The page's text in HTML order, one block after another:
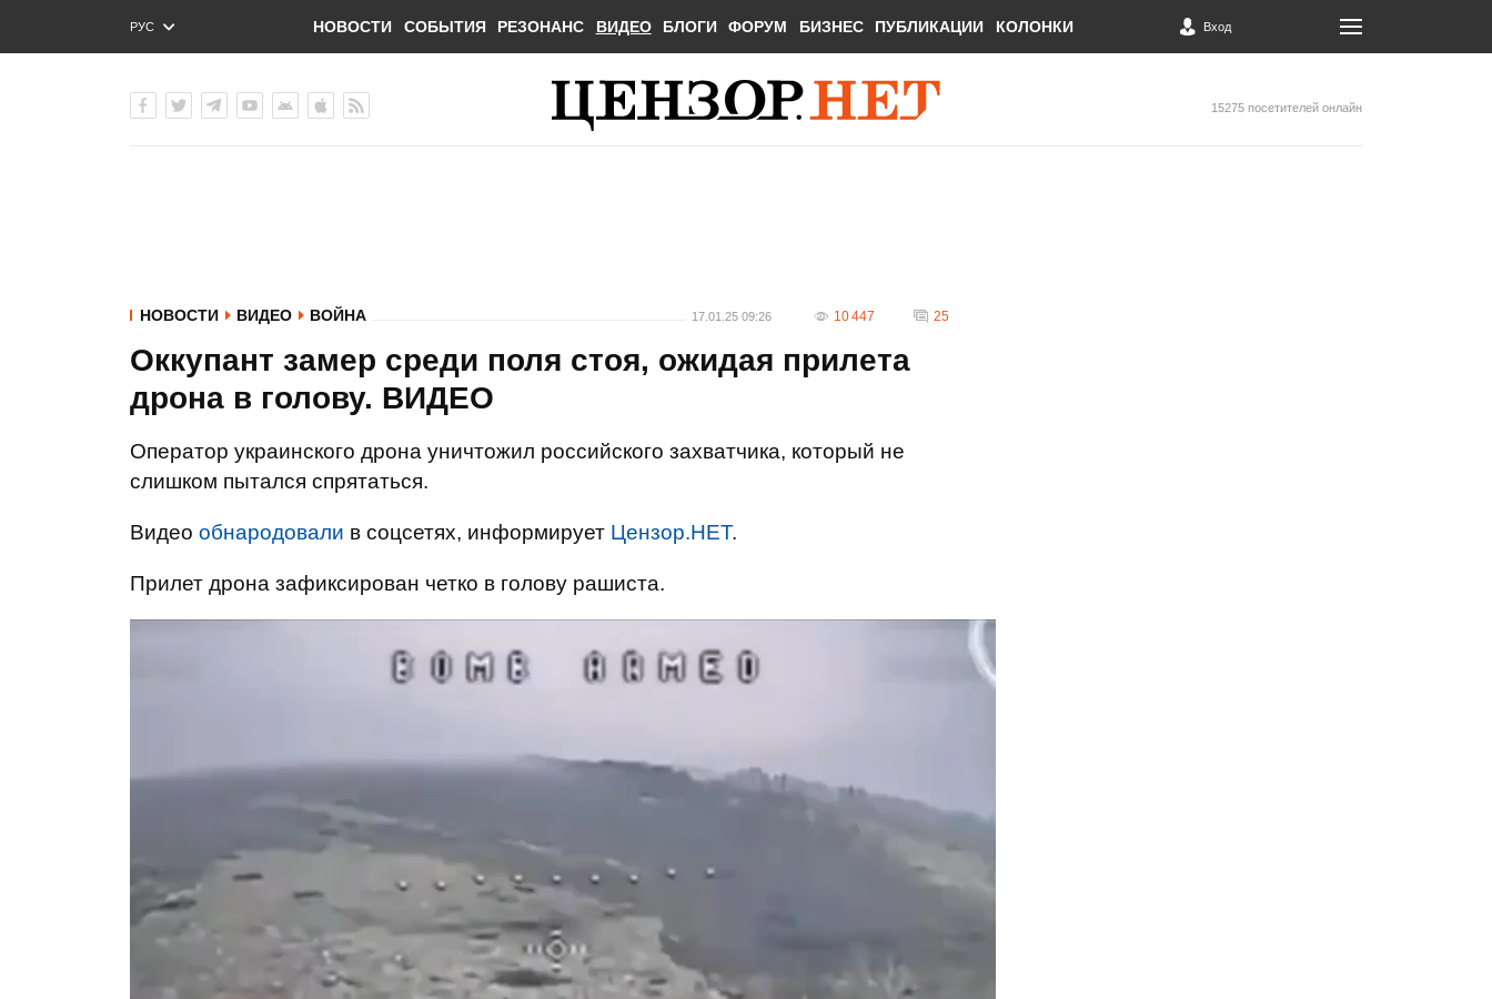
РУС
ENG
НОВОСТИ СОБЫТИЯ РЕЗОНАНС ВИДЕО БЛОГИ ФОРУМ БИЗНЕС ПУБЛИКАЦИИ КОЛОНКИ Вход
15275 посетителей онлайн
НОВОСТИ ВИДЕО ВОЙНА 17.01.25 09:26 10 447 25
Оккупант замер среди поля стоя, ожидая прилета
дрона в голову. ВИДЕО
Оператор украинского дрона уничтожил российского захватчика, который не
слишком пытался спрятаться.
Видео обнародовали в соцсетях, информирует Цензор.НЕТ.
Прилет дрона зафиксирован четко в голову рашиста.